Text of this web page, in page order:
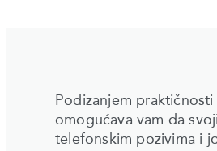
Podizanjem
omogućava vam da
telefonskim pozivima i